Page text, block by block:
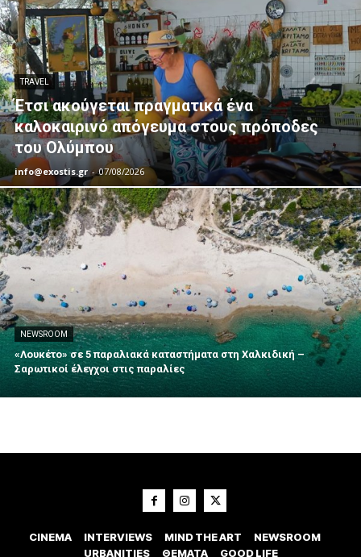
TRAVEL
Έτσι ακούγεται πραγματικά ένα
καλοκαιρινό απόγευμα στους πρόποδες
του Ολύμπου
info@exostis.gr - 07/08/2026
NEWSROOM
«Λουκέτο» σε 5 παραλιακά καταστήματα στη Χαλκιδική –
Σαρωτικοί έλεγχοι στις παραλίες
CINEMA INTERVIEWS MIND THE ART
NEWSROOM
URBANITIES
ΘΕΜΑΤΑ GOOD LIFE